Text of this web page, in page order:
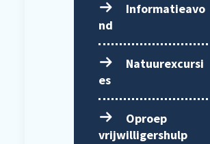
Informatieavo
nd
Natuurexcursi
es
Oproep
vrijwilligershulp